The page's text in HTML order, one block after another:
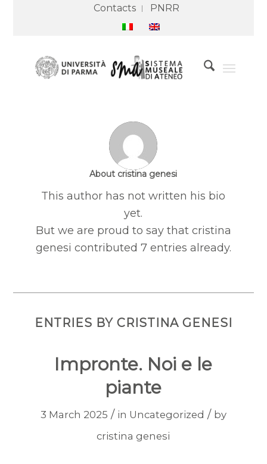
Contacts PNRR
About cristina genesi
This author has not written his bio
yet.
But we are proud to say that cristina
genesi contributed 7 entries already.
ENTRIES BY CRISTINA GENESI
Impronte. Noi e le
piante
3 March 2025 / in Uncategorized / by
cristina genesi